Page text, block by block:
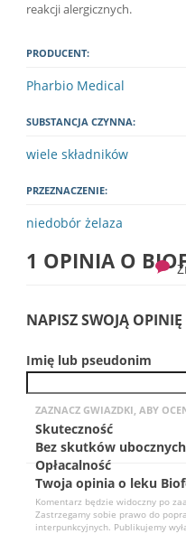
reakcji alergicznych.
PRODUCENT:
Pharbio Medical
SUBSTANCJA CZYNNA:
wiele składników
PRZEZNACZENIE:
niedobór żelaza
1 OPINIA O
NAPISZ SWOJĄ
Twoja opinia o leku
Komentarz będzie widoczny po
Zastrzegamy sobie prawo do
interpunkcyjnych. Publikujemy
Imię lub pseudonim
ZAZNACZ GWIAZDKI, ABY
Skuteczność
Bez skutków ubocznych
Opłacalność